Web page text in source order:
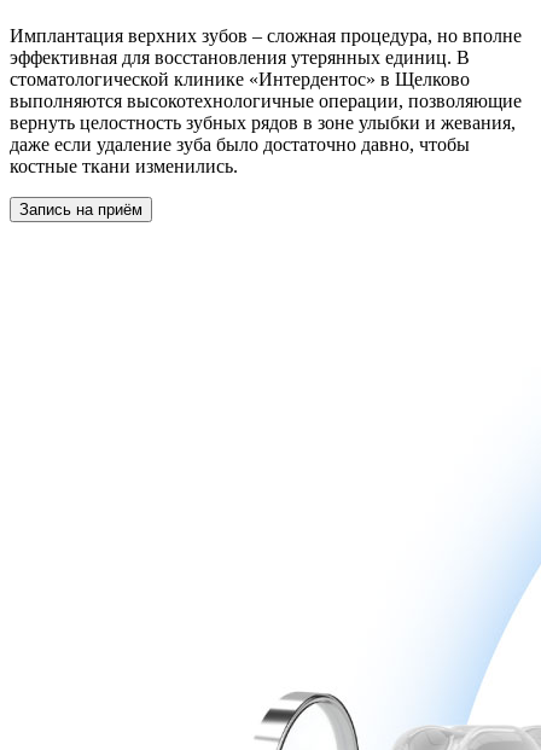
Имплантация верхних зубов – сложная процедура, но вполне
эффективная для восстановления утерянных единиц. В
стоматологической клинике «Интердентос» в Щелково
выполняются высокотехнологичные операции, позволяющие
вернуть целостность зубных рядов в зоне улыбки и жевания,
даже если удаление зуба было достаточно давно, чтобы
костные ткани изменились.
Запись на приём